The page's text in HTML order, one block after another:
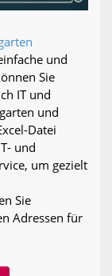
und
Sie
IT und
und
Datei
und
um gezielt
Sie
Adressen für